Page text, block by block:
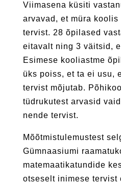
Viimasena küsiti
arvavad, et müra koolis
tervist. 28 õpilased
eitavalt ning 3 väitsid,
Esimese kooliastme
üks poiss, et ta ei usu,
tervist mõjutab.
tüdrukutest arvasid
nende tervist.
Mõõtmistulemustest
Gümnaasiumi
matemaatikatundide
otseselt inimese tervist